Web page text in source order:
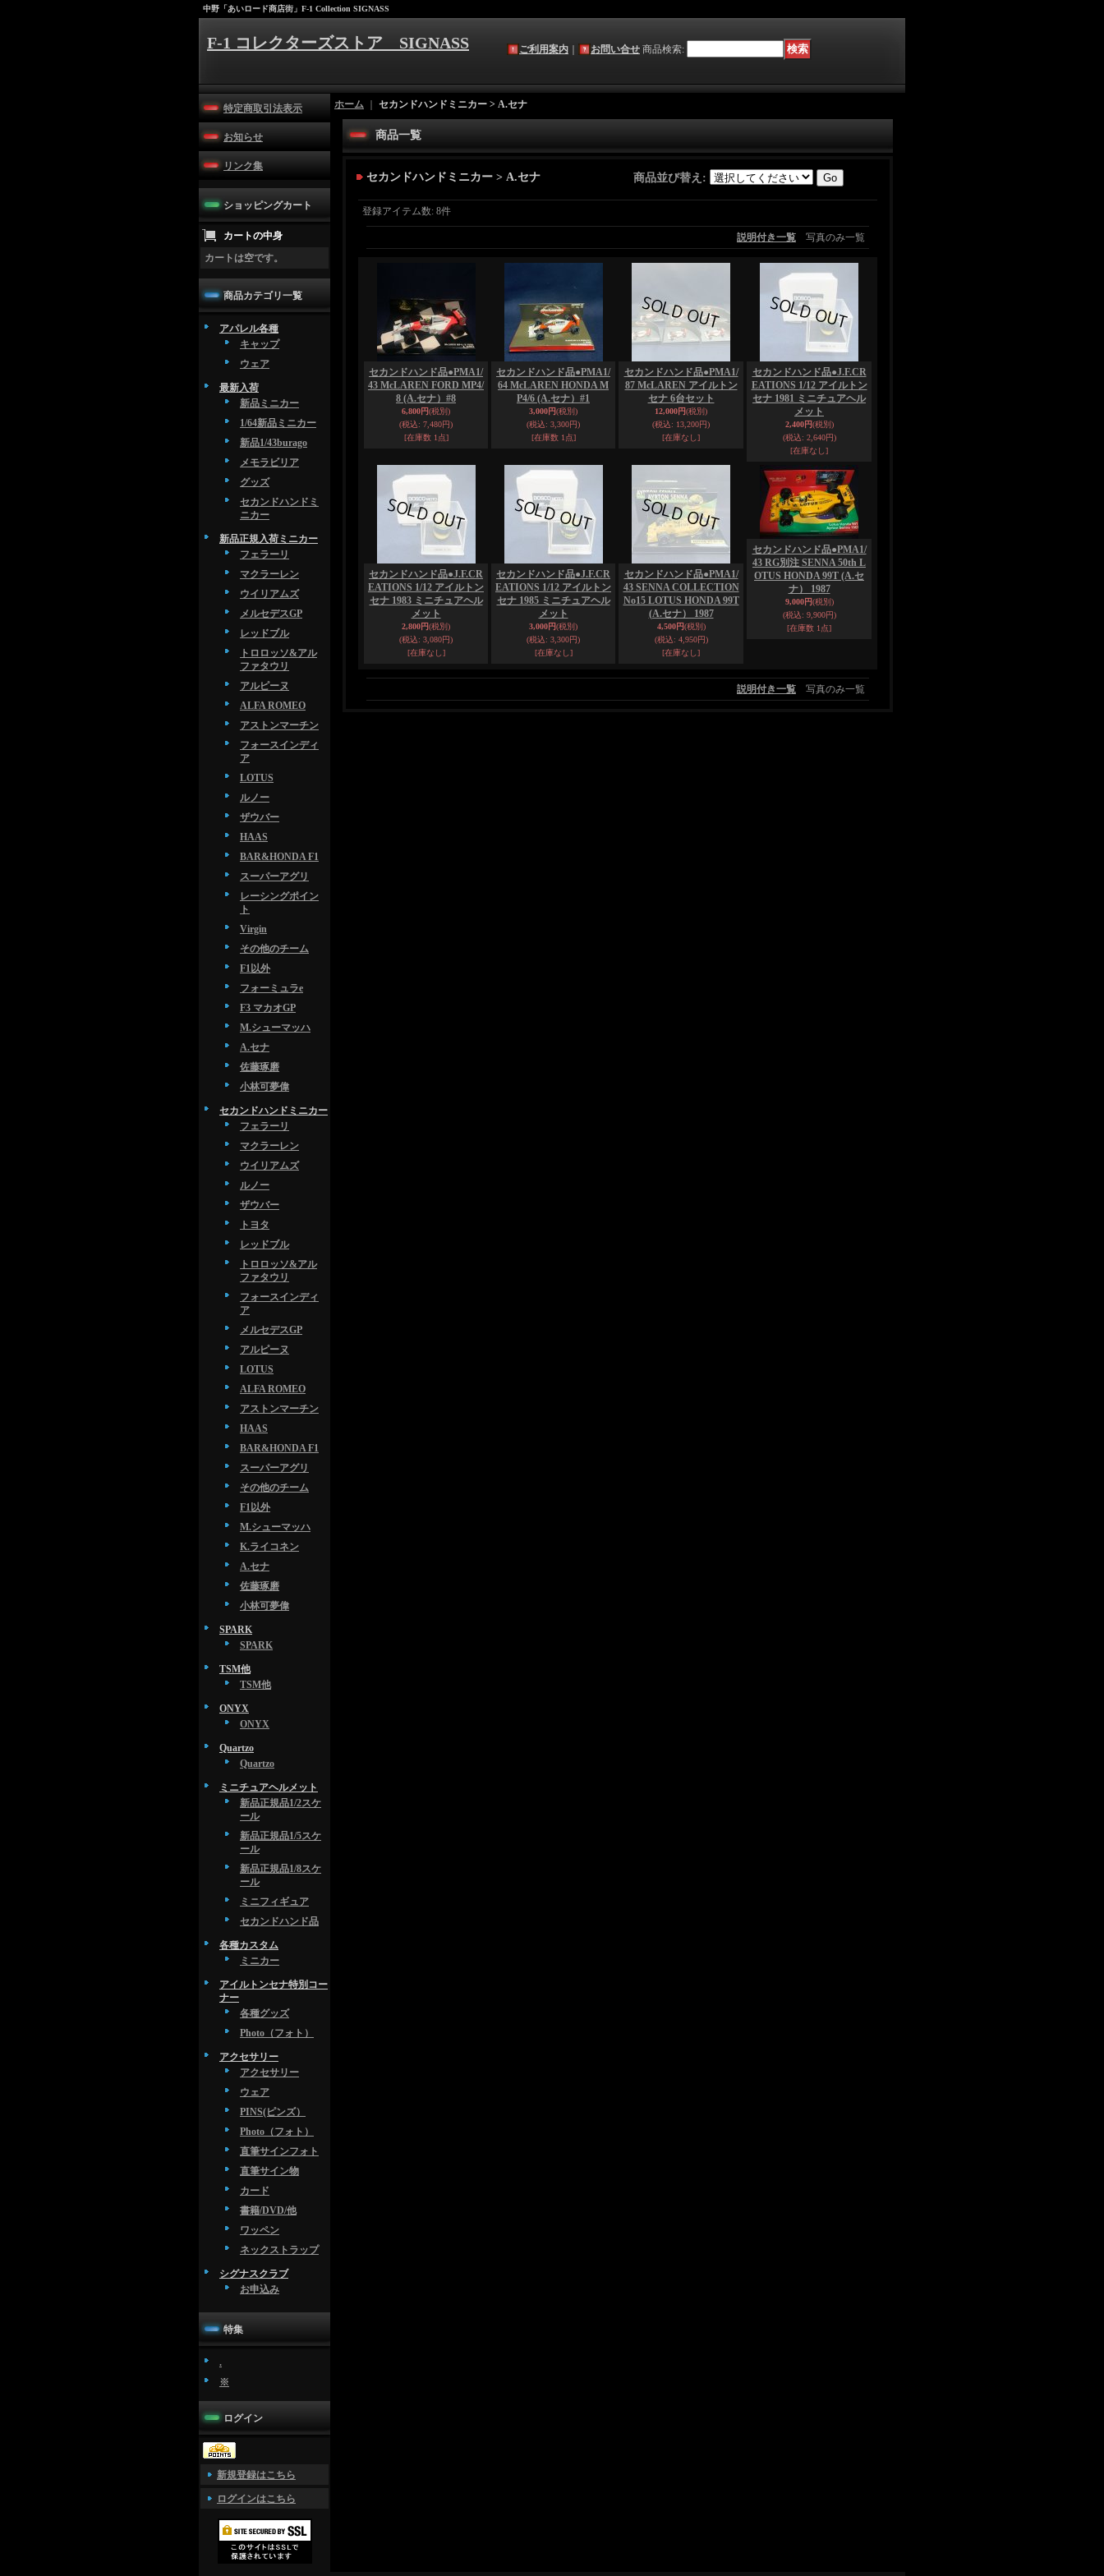
中野「あいロード商店街」F-1 Collection SIGNASS
F-1 コレクターズストア SIGNASS ご利用案内 お問い合せ 商品検索:
特定商取引法表示
お知らせ
リンク集
ショッピングカート
カートの中身
カートは空です。
商品カテゴリ一覧
アパレル各種
キャップ
ウェア
最新入荷
新品ミニカー
1/64新品ミニカー
新品1/43burago
メモラビリア
グッズ
セカンドハンドミ
ニカー
新品正規入荷ミニカー
フェラーリ
マクラーレン
ウイリアムズ
メルセデスGP
レッドブル
トロロッソ&アル
ファタウリ
アルピーヌ
ALFA ROMEO
アストンマーチン
フォースインディ
ア
LOTUS
ルノー
ザウバー
HAAS
BAR&HONDA F1
スーパーアグリ
レーシングポイン
ト
Virgin
その他のチーム
F1以外
フォーミュラe
F3 マカオGP
M.シューマッハ
A.セナ
佐藤琢磨
小林可夢偉
セカンドハンドミニカー
フェラーリ
マクラーレン
ウイリアムズ
ルノー
ザウバー
トヨタ
レッドブル
トロロッソ&アル
ファタウリ
フォースインディ
ア
メルセデスGP
アルピーヌ
LOTUS
ALFA ROMEO
アストンマーチン
HAAS
BAR&HONDA F1
スーパーアグリ
その他のチーム
F1以外
M.シューマッハ
K.ライコネン
A.セナ
佐藤琢磨
小林可夢偉
SPARK
SPARK
TSM他
TSM他
ONYX
ONYX
Quartzo
Quartzo
ミニチュアヘルメット
新品正規品1/2スケ
ール
新品正規品1/5スケ
ール
新品正規品1/8スケ
ール
ミニフィギュア
セカンドハンド品
各種カスタム
ミニカー
アイルトンセナ特別コー
ナー
各種グッズ
Photo（フォト）
アクセサリー
アクセサリー
ウェア
PINS(ピンズ）
Photo（フォト）
直筆サインフォト
直筆サイン物
カード
書籍/DVD/他
ワッペン
ネックストラップ
シグナスクラブ
お申込み
特集
.
※
ログイン
新規登録はこちら
ログインはこちら
ホーム セカンドハンドミニカー > A.セナ
商品一覧
セカンドハンドミニカー > A.セナ 商品並び替え :
登録アイテム数: 8件
説明付き一覧 写真のみ一覧
セカンドハンド品●PMA1/
43 McLAREN FORD MP4/
8 (A.セナ）#8
6,800円(税別)
(税込: 7,480円)
[在庫数 1点]
セカンドハンド品●PMA1/
64 McLAREN HONDA M
P4/6 (A.セナ）#1
3,000円(税別)
(税込: 3,300円)
[在庫数 1点]
セカンドハンド品●PMA1/
87 McLAREN アイルトン
セナ 6台セット
12,000円(税別)
(税込: 13,200円)
[在庫なし]
セカンドハンド品●J.F.CR
EATIONS 1/12 アイルトン
セナ 1981 ミニチュアヘル
メット
2,400円(税別)
(税込: 2,640円)
[在庫なし]
セカンドハンド品●J.F.CR
EATIONS 1/12 アイルトン
セナ 1983 ミニチュアヘル
メット
2,800円(税別)
(税込: 3,080円)
[在庫なし]
セカンドハンド品●J.F.CR
EATIONS 1/12 アイルトン
セナ 1985 ミニチュアヘル
メット
3,000円(税別)
(税込: 3,300円)
[在庫なし]
セカンドハンド品●PMA1/
43 SENNA COLLECTION
No15 LOTUS HONDA 99T
(A.セナ） 1987
4,500円(税別)
(税込: 4,950円)
[在庫なし]
セカンドハンド品●PMA1/
43 RG別注 SENNA 50th L
OTUS HONDA 99T (A.セ
ナ） 1987
9,000円(税別)
(税込: 9,900円)
[在庫数 1点]
説明付き一覧 写真のみ一覧